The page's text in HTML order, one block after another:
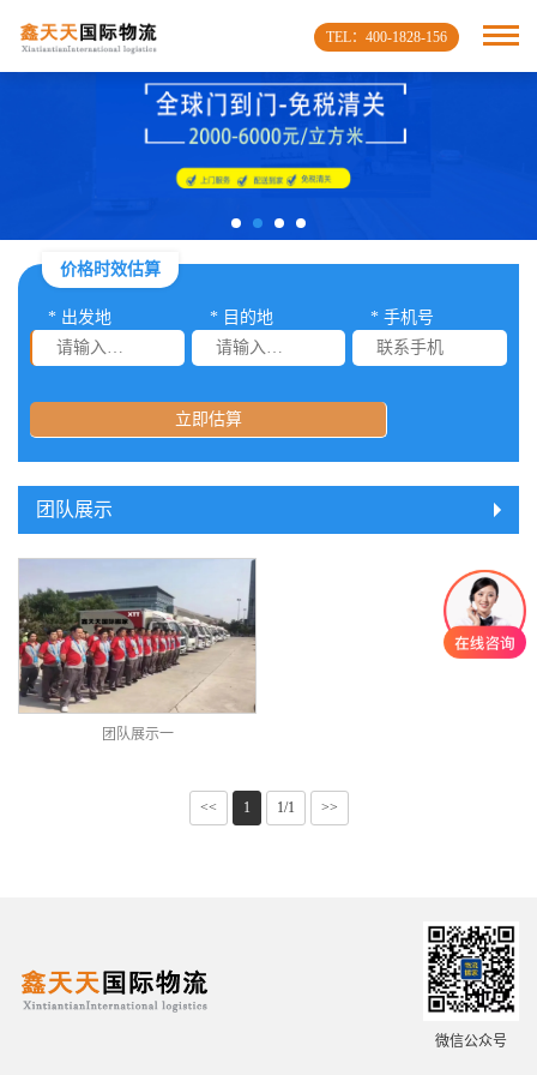
TEL：400-1828-156
价格时效估算
* 出发地 * 目的地 * 手机号
立即估算
团队展示
团队展示一
<< 1 1/1 >>
微信公众号